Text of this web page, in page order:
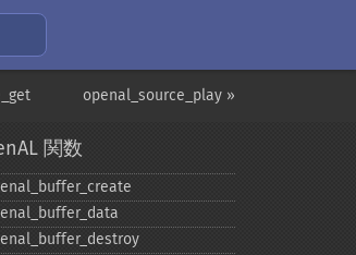
openal_source_play »
関数